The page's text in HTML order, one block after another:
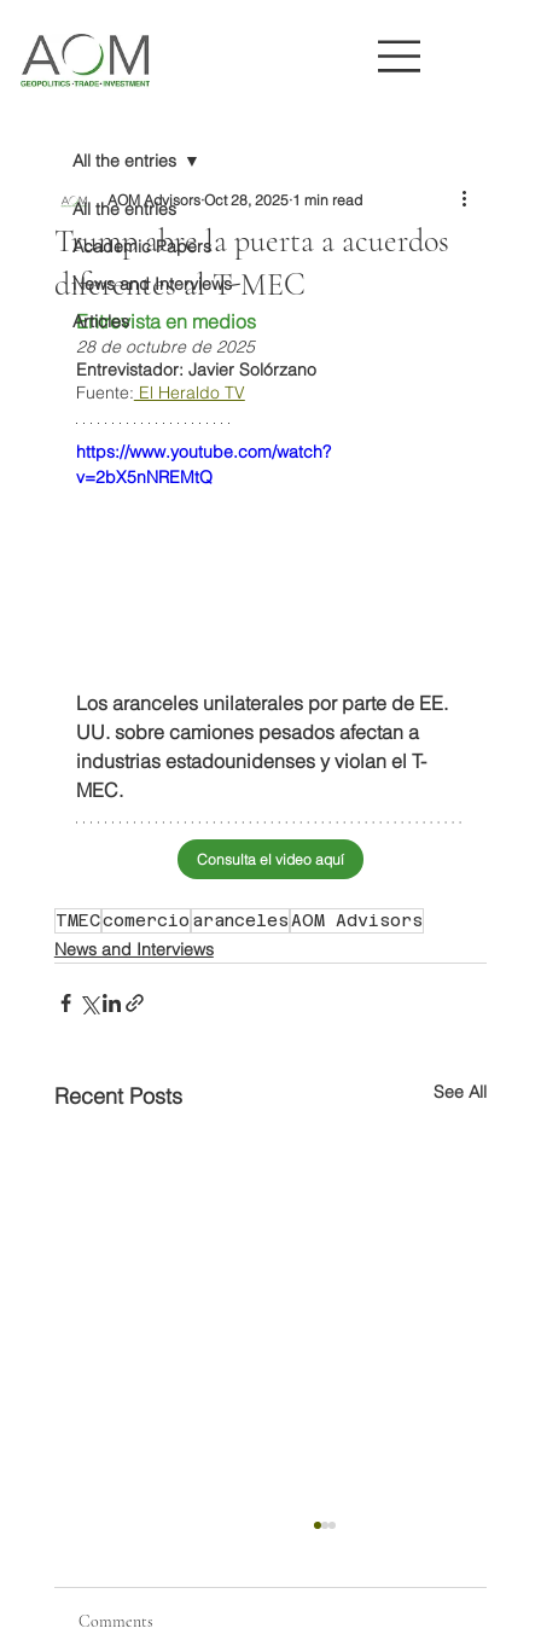
All the entries
Academic Papers
News and Interviews
Articles
All the entries
Trump abre la puerta a acuerdos
diferentes al T-MEC
AOM Advisors Oct 28, 2025 1 min read
Entrevista en medios
28 de octubre de 2025
Entrevistador: Javier Solórzano
Fuente: El Heraldo TV
https://www.youtube.com/watch?
v=2bX5nNREMtQ
Los aranceles unilaterales por parte de EE.
UU. sobre camiones pesados afectan a
industrias estadounidenses y violan el T-
MEC.
Consulta el video aquí
TMECcomercio aranceles AOM Advisors
News and Interviews
Recent Posts See All
Comments